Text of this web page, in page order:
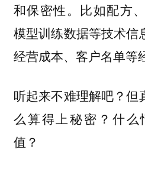
和保密性。比如配方
模型训练数据等技术信
经营成本、客户名单等
听起来不难理解吧？但
么算得上秘密？什
值？